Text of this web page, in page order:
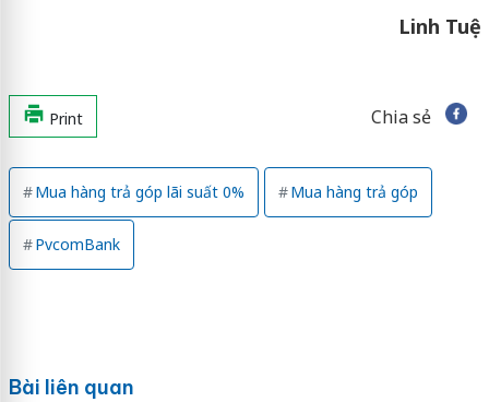
Linh Tuệ
Print Chia sẻ
Mua hàng trả góp lãi suất 0% Mua hàng trả góp
PvcomBank
Bài liên quan